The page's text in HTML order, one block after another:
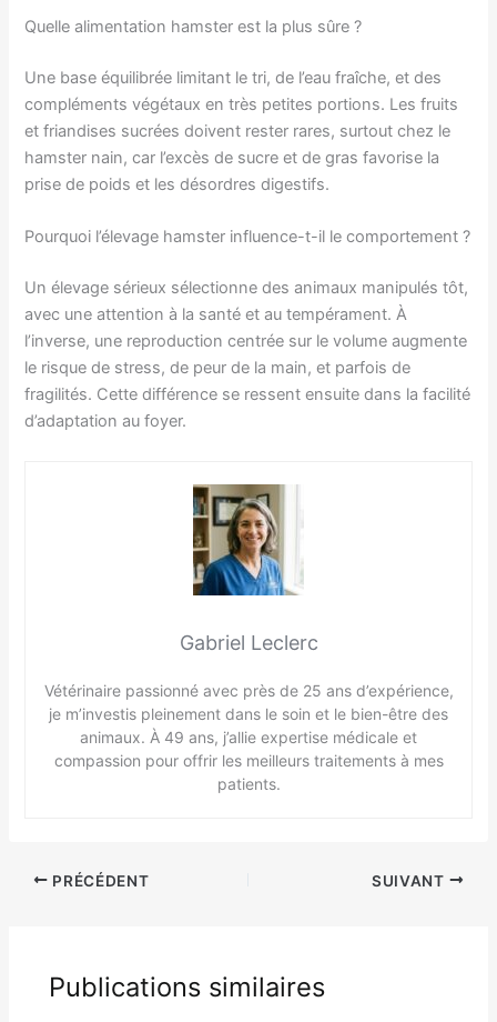
Quelle alimentation hamster est la plus sûre ?
Une base équilibrée limitant le tri, de l’eau fraîche, et des
compléments végétaux en très petites portions. Les fruits
et friandises sucrées doivent rester rares, surtout chez le
hamster nain, car l’excès de sucre et de gras favorise la
prise de poids et les désordres digestifs.
Pourquoi l’élevage hamster influence-t-il le comportement ?
Un élevage sérieux sélectionne des animaux manipulés tôt,
avec une attention à la santé et au tempérament. À
l’inverse, une reproduction centrée sur le volume augmente
le risque de stress, de peur de la main, et parfois de
fragilités. Cette différence se ressent ensuite dans la facilité
d’adaptation au foyer.
Gabriel Leclerc
Vétérinaire passionné avec près de 25 ans d’expérience,
je m’investis pleinement dans le soin et le bien-être des
animaux. À 49 ans, j’allie expertise médicale et
compassion pour offrir les meilleurs traitements à mes
patients.
PRÉCÉDENT SUIVANT
Publications similaires